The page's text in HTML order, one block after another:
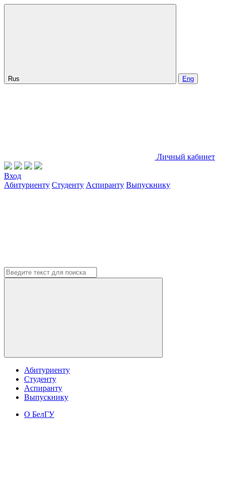
Rus Eng
Личный кабинет
Вход
Абитуриенту Студенту Аспиранту Выпускнику
Абитуриенту
Студенту
Аспиранту
Выпускнику
О БелГУ